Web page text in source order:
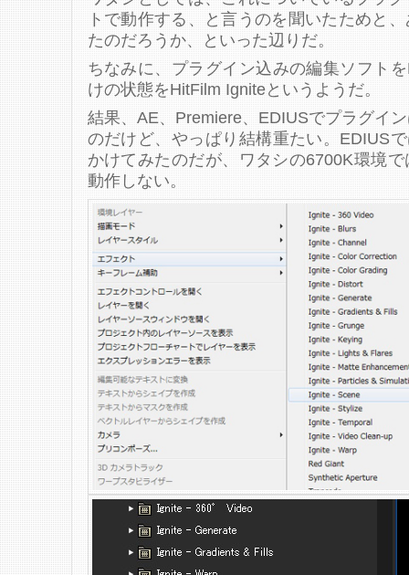
トで動作する、と言うのを聞いたためと
たのだろうか、といった辺りだ。
ちなみに、プラグイン込みの編集ソフト
けの状態をHitFilm Igniteというようだ。
結果、AE、Premiere、EDIUSでプラグイ
のだけど、やっぱり結構重たい。EDIUS
かけてみたのだが、ワタシの6700K環境
動作しない。